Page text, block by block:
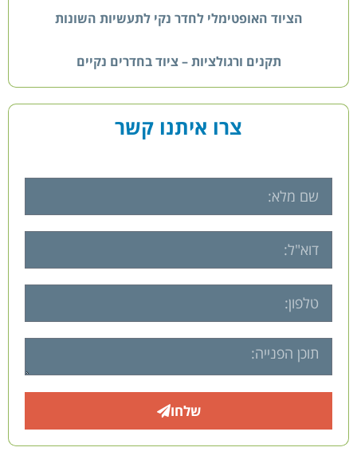
הציוד האופטימלי לחדר נקי לתעשיות השונות
תקנים ורגולציות – ציוד בחדרים נקיים
צרו איתנו קשר
שלחו